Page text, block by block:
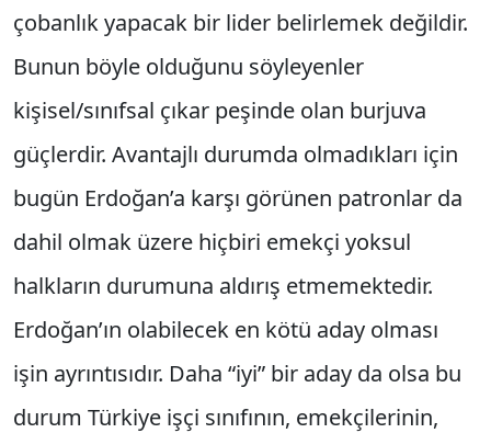
çobanlık yapacak bir lider belirlemek değildir.
Bunun böyle olduğunu söyleyenler
kişisel/sınıfsal çıkar peşinde olan burjuva
güçlerdir. Avantajlı durumda olmadıkları için
bugün Erdoğan’a karşı görünen patronlar da
dahil olmak üzere hiçbiri emekçi yoksul
halkların durumuna aldırış etmemektedir.
Erdoğan’ın olabilecek en kötü aday olması
işin ayrıntısıdır. Daha “iyi” bir aday da olsa bu
durum Türkiye işçi sınıfının, emekçilerinin,